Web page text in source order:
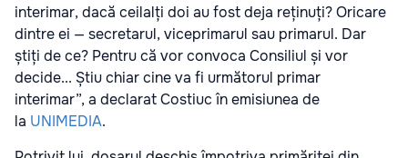
interimar, dacă ceilalți doi au fost deja reținuți? Oricare
dintre ei — secretarul, viceprimarul sau primarul. Dar
știți de ce? Pentru că vor convoca Consiliul și vor
decide... Știu chiar cine va fi următorul primar
interimar”, a declarat Costiuc în emisiunea de
la UNIMEDIA.